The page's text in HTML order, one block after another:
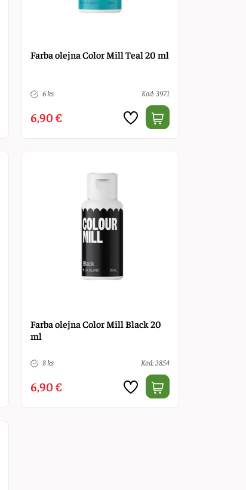
Farba olejna Color Mill Teal 20 ml
6 ks Kod: 3971
6,90 €
Farba olejna Color Mill Black 20
ml
8 ks Kod: 3854
6,90 €